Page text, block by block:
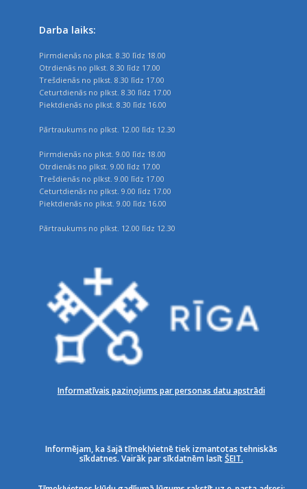
Darba laiks:
Pirmdienās no plkst. 8.30 līdz 18.00
Otrdienās no plkst. 8.30 līdz 17.00
Trešdienās no plkst. 8.30 līdz 17.00
Ceturtdienās no plkst. 8.30 līdz 17.00
Piektdienās no plkst. 8.30 līdz 16.00
Pārtraukums no plkst. 12.00 līdz 12.30
Pirmdienās no plkst. 9.00 līdz 18.00
Otrdienās no plkst. 9.00 līdz 17.00
Trešdienās no plkst. 9.00 līdz 17.00
Ceturtdienās no plkst. 9.00 līdz 17.00
Piektdienās no plkst. 9.00 līdz 16.00
Pārtraukums no plkst. 12.00 līdz 12.30
Informatīvais paziņojums par personas datu apstrādi
Informējam, ka šajā tīmekļvietnē tiek izmantotas tehniskās
sīkdatnes. Vairāk par sīkdatnēm lasītŠEIT.